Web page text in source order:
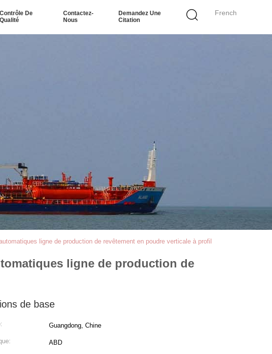
French
Contrôle De
Qualité
Contactez-
Nous
Demandez Une
Citation
ligne de production de revêtement en poudre verticale à profil
ligne de production de
de base
Guangdong, Chine
ABD